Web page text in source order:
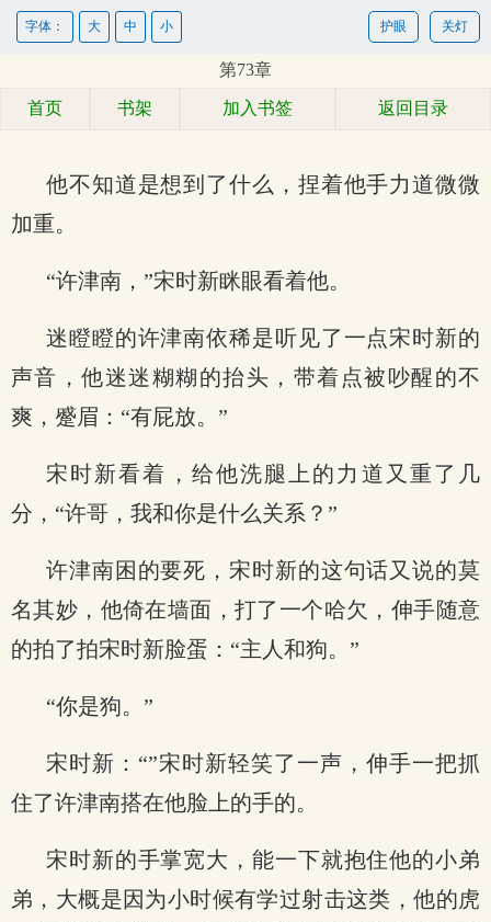
关灯
护眼
字体： 大 中 小
第73章
首页 书架 加入书签 返回目录
他不知道是想到了什么，捏着他手力道微微
加重。
“许津南，”宋时新眯眼看着他。
迷瞪瞪的许津南依稀是听见了一点宋时新的
声音，他迷迷糊糊的抬头，带着点被吵醒的不
爽，蹙眉：“有屁放。”
宋时新看着，给他洗腿上的力道又重了几
分，“许哥，我和你是什么关系？”
许津南困的要死，宋时新的这句话又说的莫
名其妙，他倚在墙面，打了一个哈欠，伸手随意
的拍了拍宋时新脸蛋：“主人和狗。”
“你是狗。”
宋时新：“”宋时新轻笑了一声，伸手一把抓
住了许津南搭在他脸上的手的。
宋时新的手掌宽大，能一下就抱住他的小弟
弟，大概是因为小时候有学过射击这类，他的虎